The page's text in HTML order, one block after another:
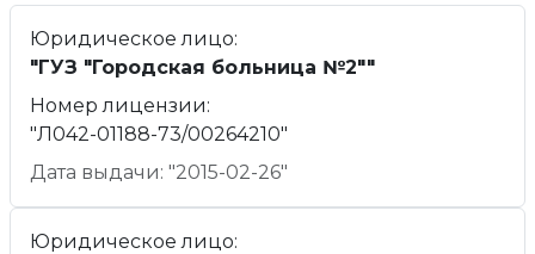
Юридическое лицо:
"ГУЗ "Городская больница №2""
Номер лицензии:
"Л042-01188-73/00264210"
Дата выдачи: "2015-02-26"
Юридическое лицо: